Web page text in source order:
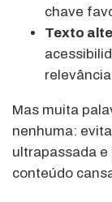
chave
Texto
Mas muita
nenhuma:
ultrapassada
conteúdo